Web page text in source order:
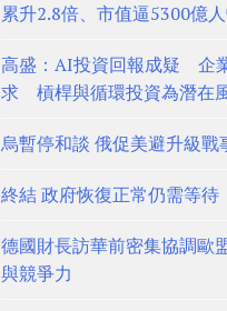
累升2.8倍、市值逼5300億
高盛：AI投資回報成疑 企
求 槓桿與循環投資為潛在
烏暫停和談 俄促美避升級戰
終結 政府恢復正常仍需等待
德國財長訪華前密集協調歐
與競爭力